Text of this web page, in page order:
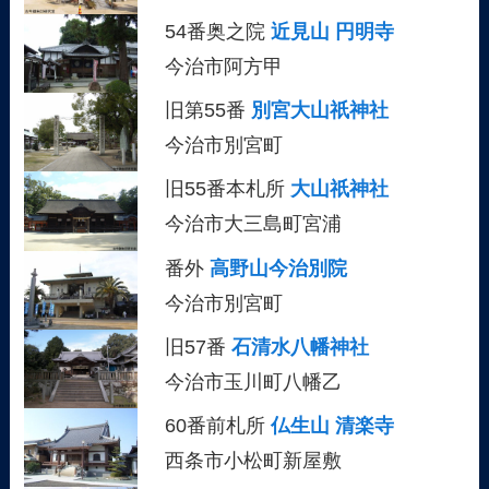
54番奥之院 近見山 円明寺
今治市阿方甲
旧第55番 別宮大山祇神社
今治市別宮町
旧55番本札所 大山祇神社
今治市大三島町宮浦
番外 高野山今治別院
今治市別宮町
旧57番 石清水八幡神社
今治市玉川町八幡乙
60番前札所 仏生山 清楽寺
西条市小松町新屋敷